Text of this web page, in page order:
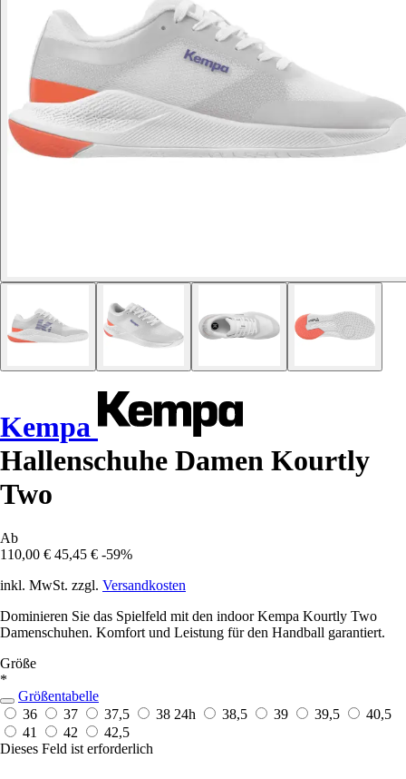
Kempa
Hallenschuhe Damen Kourtly
Two
Ab
110,00 € 45,45 € -59%
inkl. MwSt. zzgl. Versandkosten
Dominieren Sie das Spielfeld mit den indoor Kempa Kourtly Two
Damenschuhen. Komfort und Leistung für den Handball garantiert.
Größe
*
Größentabelle
36
37 37,5 38 24h 38,5 39 39,5
40,5
41
42
42,5
Dieses Feld ist erforderlich